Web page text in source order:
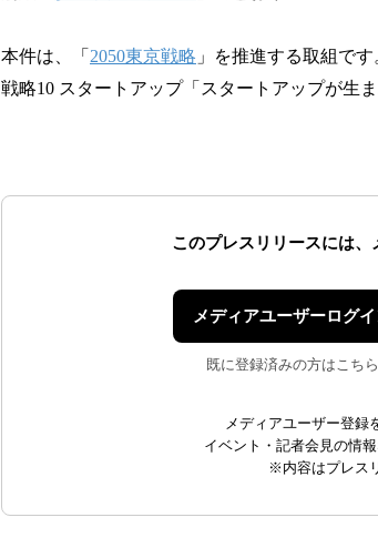
本件は、「 2050東京戦略 」を推進する取組です
戦略10 スタートアップ「スタートアップが生
このプレスリリースには、
メディアユーザーログ
既に登録済みの方はこちら
メディアユーザー登録
イベント・記者会見の情
※内容はプレス